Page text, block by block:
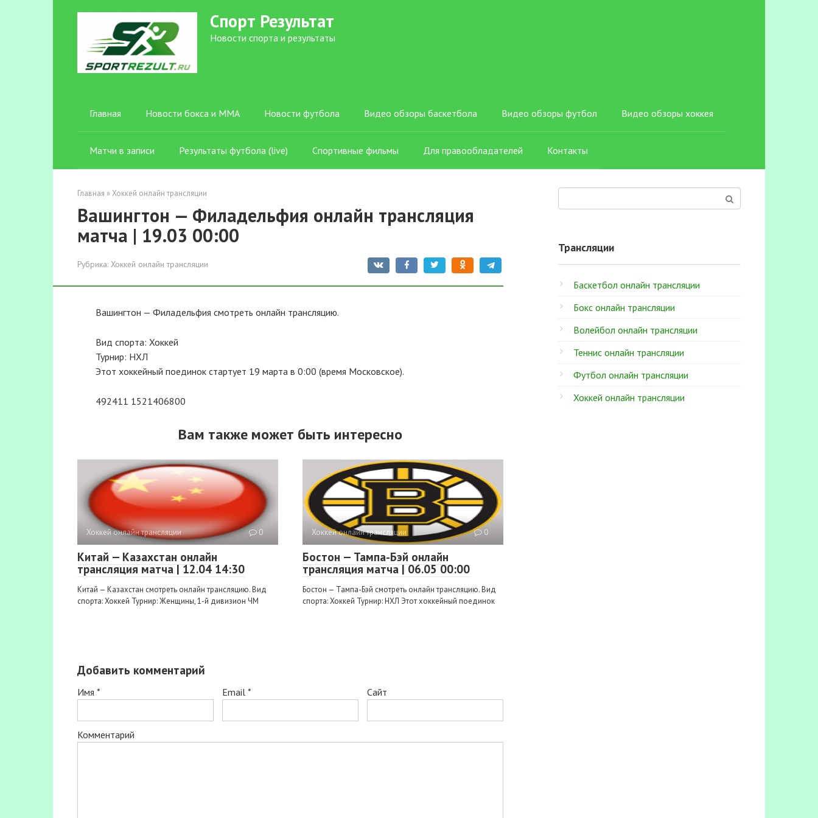
Спорт Результат
Новости спорта и результаты
Главная Новости бокса и ММА Новости футбола Видео обзоры баскетбола Видео обзоры футбол Видео обзоры хоккея
Матчи в записи Результаты футбола (live) Спортивные фильмы Для правообладателей Контакты
Главная »Хоккей онлайн трансляции
Вашингтон — Филадельфия онлайн трансляция
матча | 19.03 00:00
Рубрика: Хоккей онлайн трансляции
Вашингтон — Филадельфия смотреть онлайн трансляцию.
Вид спорта: Хоккей
Турнир: НХЛ
Этот хоккейный поединок стартует 19 марта в 0:00 (время Московское).
492411 1521406800
Вам также может быть интересно
Хоккей онлайн трансляции 0
Китай — Казахстан онлайн
трансляция матча | 12.04 14:30
Китай — Казахстан смотреть онлайн трансляцию. Вид
спорта: Хоккей Турнир: Женщины, 1-й дивизион ЧМ
Хоккей онлайн трансляции 0
Бостон — Тампа-Бэй онлайн
трансляция матча | 06.05 00:00
Бостон — Тампа-Бэй смотреть онлайн трансляцию. Вид
спорта: Хоккей Турнир: НХЛ Этот хоккейный поединок
Добавить комментарий
Имя * Email * Сайт
Комментарий
Трансляции
Баскетбол онлайн трансляции
Бокс онлайн трансляции
Волейбол онлайн трансляции
Теннис онлайн трансляции
Футбол онлайн трансляции
Хоккей онлайн трансляции